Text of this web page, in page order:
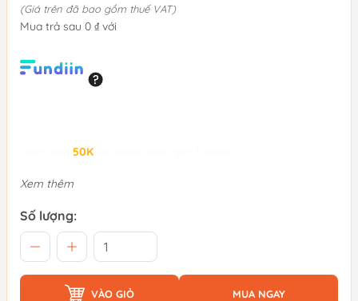
(Giá trên đã bao gồm thuế VAT)
Mua trả sau 0 ₫ với
50K
Xem thêm
Số lượng:
VÀO GIỎ MUA NGAY